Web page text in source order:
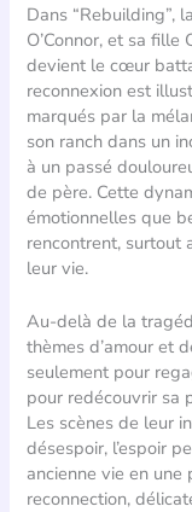
Dans “Rebuilding”,
O’Connor, et sa
devient le cœur
reconnexion est
marqués par la
son ranch dans un
à un passé
de père. Cette
émotionnelles que
rencontrent, surtout
leur vie.
Au-delà de la
thèmes d’amour et
seulement pour
pour redécouvrir sa
Les scènes de leur
désespoir, l’espoir
ancienne vie en
reconnection,